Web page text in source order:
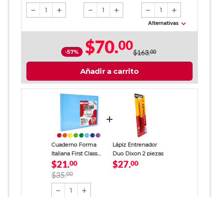
1 1 1
Alternativas
-57% $70.00$163.00
Añadir a carrito
Cuaderno Forma
Italiana First Class
Blanco Colores 100
hojas
$21.00
$35.00
1
Lápiz Entrenador
Duo Dixon 2 piezas
$27.00